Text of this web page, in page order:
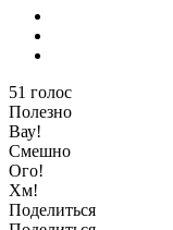
51 голос
Полезно
Вау!
Смешно
Ого!
Хм!
Поделиться